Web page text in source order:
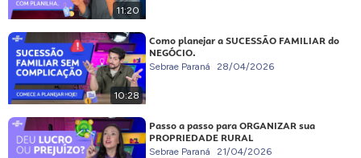
11:20
10:28
Como planejar a SUCESSÃO FAMILIAR do
NEGÓCIO.
Sebrae Paraná 28/04/2026
Passo a passo para ORGANIZAR sua
PROPRIEDADE RURAL
Sebrae Paraná 21/04/2026